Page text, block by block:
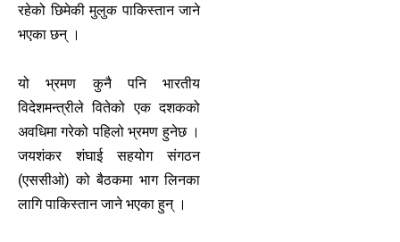
रहेको छिमेकी मुलुक पाकिस्तान जाने
भएका छन् ।
यो भ्रमण कुनै पनि भारतीय
विदेशमन्त्रीले वितेको एक दशकको
अवधिमा गरेको पहिलो भ्रमण हुनेछ ।
जयशंकर शंघाई सहयोग संगठन
(एससीओ) को बैठकमा भाग लिनका
लागि पाकिस्तान जाने भएका हुन् ।